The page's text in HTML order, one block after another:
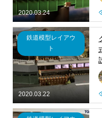
2020.03.24
2020.03.22
鉄道模型レイアウ
ト